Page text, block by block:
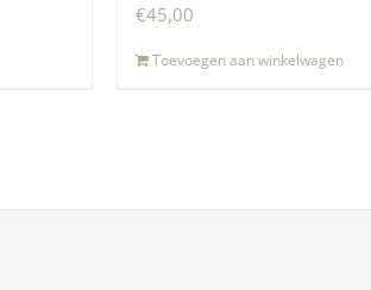
€45,00
Toevoegen aan winkelwagen